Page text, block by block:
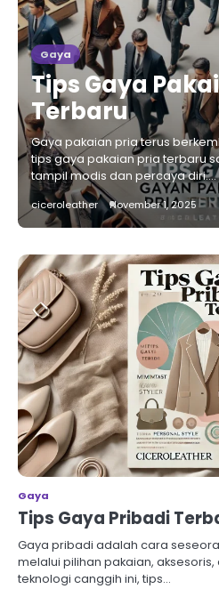
Gaya
Tips Gaya
Terbaru
Gaya pakaian pria terus
tips gaya pakaian pria terbaru
tampil modis dan percaya diri.…
ciceroleather November 1, 2025
Gaya
Tips Gaya Pribadi
Gaya pribadi adalah cara
melalui pilihan pakaian, aksesoris,
teknologi canggih ini, tips…